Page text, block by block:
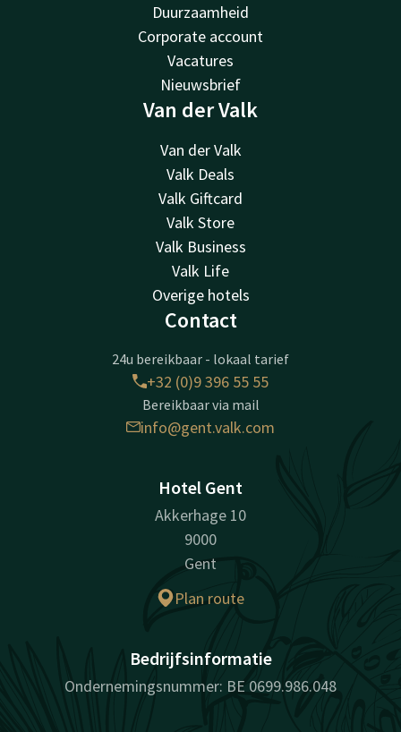
Duurzaamheid
Corporate account
Vacatures
Nieuwsbrief
Van der Valk
Van der Valk
Valk Deals
Valk Giftcard
Valk Store
Valk Business
Valk Life
Overige hotels
Contact
24u bereikbaar - lokaal tarief
+32 (0)9 396 55 55
Bereikbaar via mail
info@gent.valk.com
Hotel Gent
Akkerhage 10
9000
Gent
Plan route
Bedrijfsinformatie
Ondernemingsnummer: BE 0699.986.048